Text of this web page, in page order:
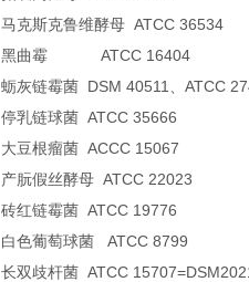
马克斯克鲁维酵母 ATCC 36534
黑曲霉 ATCC 16404
蛎灰链霉菌 DSM 40511、ATCC
停乳链球菌 ATCC 35666
大豆根瘤菌 ACCC 15067
产朊假丝酵母 ATCC 22023
砖红链霉菌 ATCC 19776
白色葡萄球菌 ATCC 8799
长双歧杆菌 ATCC